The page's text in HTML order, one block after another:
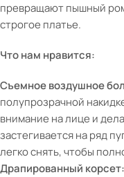
превращают пышный
строгое платье.
Что нам нравится:
Съемное воздушное
полупрозрачной
внимание на лице и
застегивается на ряд
легко снять, чтобы
Драпированный корсет: